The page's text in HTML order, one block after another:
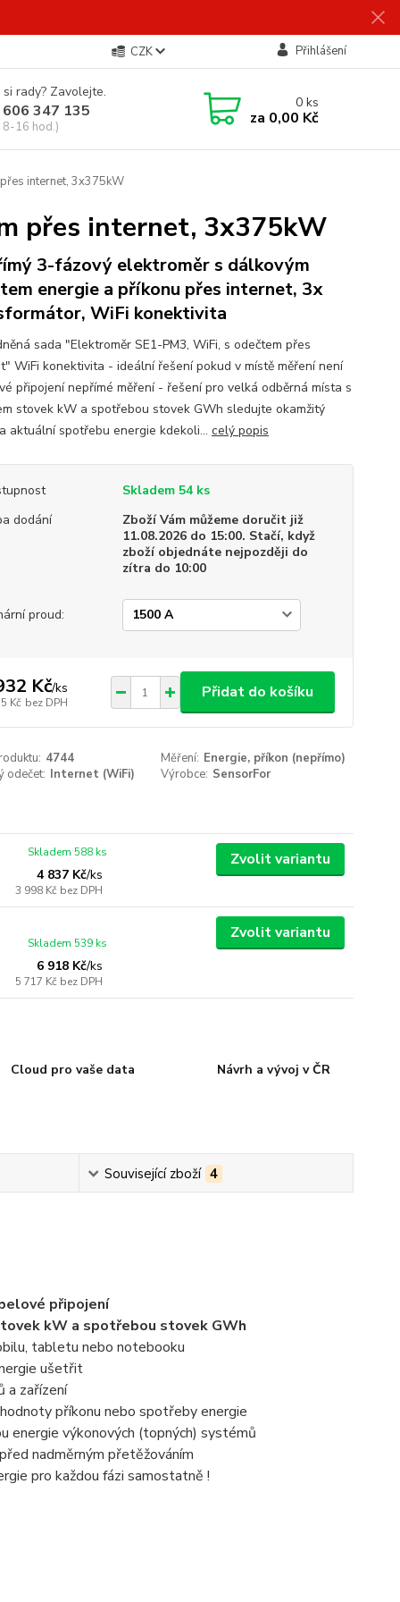
CZK Přihlášení
rady? Zavolejte.
347 135
8-16 hod.)
0ks
za 0,00 Kč
internet, 3x375kW
přes internet, 3x375kW
3-fázový elektroměr s dálkovým
energie a příkonu přes internet, 3x
WiFi konektivita
sada "Elektroměr SE1-PM3, WiFi, s odečtem přes
WiFi konektivita - ideální řešení pokud v místě měření není
připojení nepřímé měření - řešení pro velká odběrná místa s
stovek kW a spotřebou stovek GWh sledujte okamžitý
aktuální spotřebu energie kdekoli... celý popis
Skladem 54 ks
dodání
Zboží Vám můžeme doručit již
11.08.2026 do 15:00. Stačí, když
zboží objednáte nejpozději do
zítra do 10:00
proud:
Kč/ks
Kč bez DPH
Přidat do košíku
4744 Měření: Energie, příkon (nepřímo)
odečet: Internet (WiFi) Výrobce: SensorFor
4 837 Kč/ks
3 998 Kč bez DPH
Skladem 588 ks Zvolit variantu
6 918 Kč/ks
5 717 Kč bez DPH
Skladem 539 ks
Zvolit variantu
Cloud pro vaše data Návrh a vývoj v ČR
Související zboží 4
připojení
kW a spotřebou stovek GWh
tabletu nebo notebooku
ušetřit
a zařízení
příkonu nebo spotřeby energie
energie výkonových (topných) systémů
nadměrným přetěžováním
pro každou fázi samostatně !